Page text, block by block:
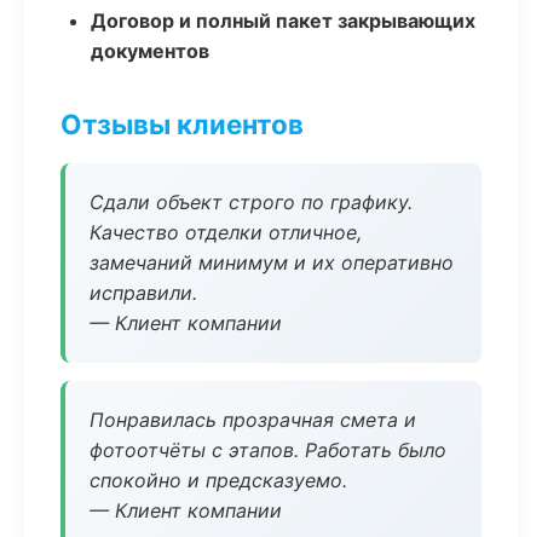
Договор и полный пакет закрывающих
документов
Отзывы клиентов
Сдали объект строго по графику.
Качество отделки отличное,
замечаний минимум и их оперативно
исправили.
— Клиент компании
Понравилась прозрачная смета и
фотоотчёты с этапов. Работать было
спокойно и предсказуемо.
— Клиент компании